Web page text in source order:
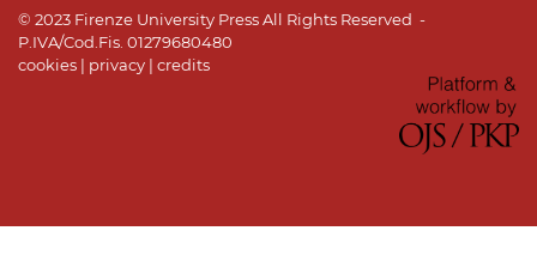
© 2023 Firenze University Press All Rights Reserved -
P.IVA/Cod.Fis. 01279680480
cookies | privacy | credits